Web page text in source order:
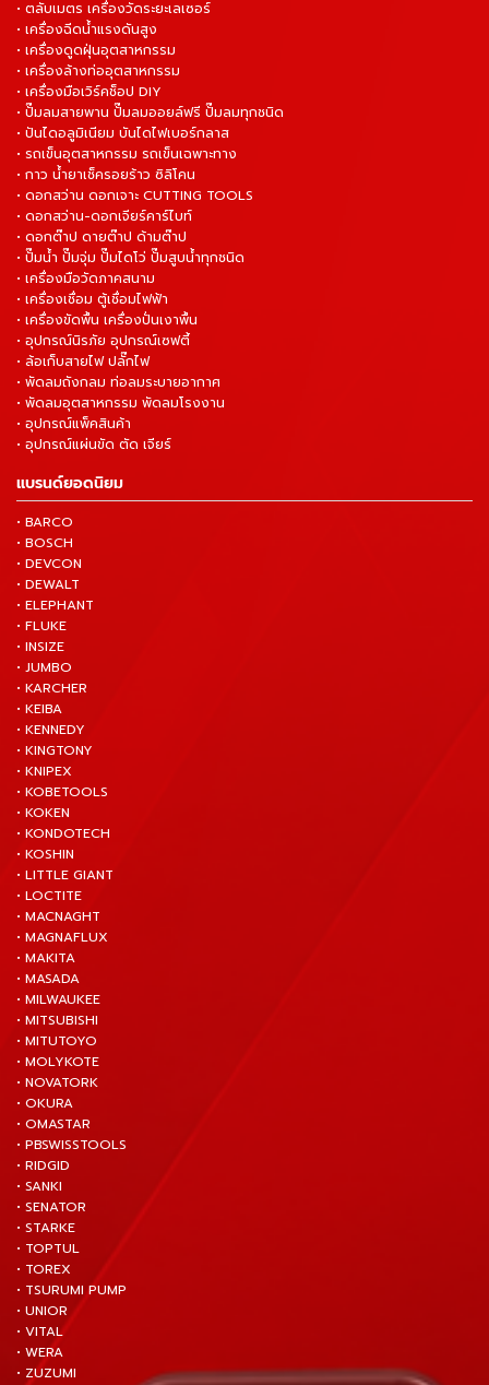
• ตลับเมตร เครื่องวัดระยะเลเซอร์
• เครื่องฉีดน้ำแรงดันสูง
• เครื่องดูดฝุ่นอุตสาหกรรม
• เครื่องล้างท่ออุตสาหกรรม
• เครื่องมือเวิร์คช็อป DIY
• ปั๊มลมสายพาน ปั๊มลมออยล์ฟรี ปั๊มลมทุกชนิด
• ปันไดอลูมิเนียม บันไดไฟเบอร์กลาส
• รถเข็นอุตสาหกรรม รถเข็นเฉพาะทาง
• กาว น้ำยาเช็ครอยร้าว ซิลิโคน
• ดอกสว่าน ดอกเจาะ CUTTING TOOLS
• ดอกสว่าน-ดอกเจียร์คาร์ไบท์
• ดอกต๊าป ดายต๊าป ด้ามต๊าป
• ปั๊มน้ำ ปั๊มจุ่ม ปั๊มไดโว่ ปั๊มสูบน้ำทุกชนิด
• เครื่องมือวัดภาคสนาม
• เครื่องเชื่อม ตู้เชื่อมไฟฟ้า
• เครื่องขัดพื้น เครื่องปั่นเงาพื้น
• อุปกรณ์นิรภัย อุปกรณ์เซฟตี้
• ล้อเก็บสายไฟ ปลั๊กไฟ
• พัดลมถังกลม ท่อลมระบายอากาศ
• พัดลมอุตสาหกรรม พัดลมโรงงาน
• อุปกรณ์แพ็คสินค้า
• อุปกรณ์แผ่นขัด ตัด เจียร์
แบรนด์ยอดนิยม
• BARCO
• BOSCH
• DEVCON
• DEWALT
• ELEPHANT
• FLUKE
• INSIZE
• JUMBO
• KARCHER
• KEIBA
• KENNEDY
• KINGTONY
• KNIPEX
• KOBETOOLS
• KOKEN
• KONDOTECH
• KOSHIN
• LITTLE GIANT
• LOCTITE
• MACNAGHT
• MAGNAFLUX
• MAKITA
• MASADA
• MILWAUKEE
• MITSUBISHI
• MITUTOYO
• MOLYKOTE
• NOVATORK
• OKURA
• OMASTAR
• PBSWISSTOOLS
• RIDGID
• SANKI
• SENATOR
• STARKE
• TOPTUL
• TOREX
• TSURUMI PUMP
• UNIOR
• VITAL
• WERA
• ZUZUMI